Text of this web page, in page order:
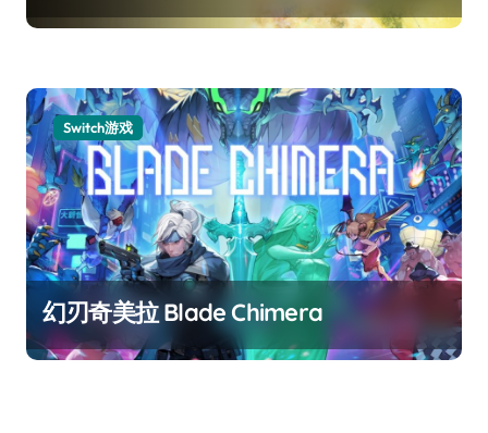
Switch游戏
幻刃奇美拉 Blade Chimera